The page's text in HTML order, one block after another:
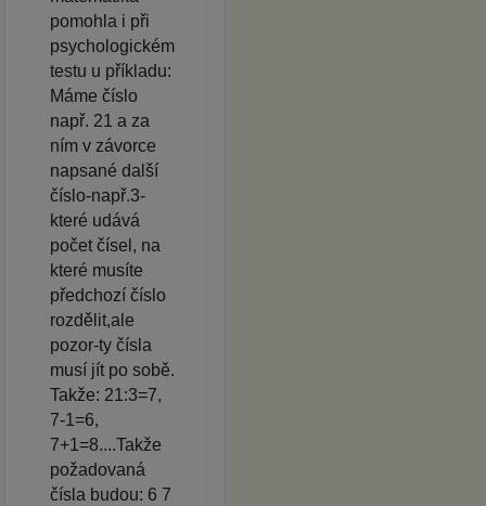
pomohla i při
psychologickém
testu u příkladu:
Máme číslo
např. 21 a za
ním v závorce
napsané další
číslo-např.3-
které udává
počet čísel, na
které musíte
předchozí číslo
rozdělit,ale
pozor-ty čísla
musí jít po sobě.
Takže: 21:3=7,
7-1=6,
7+1=8....Takže
požadovaná
čísla budou: 6 7